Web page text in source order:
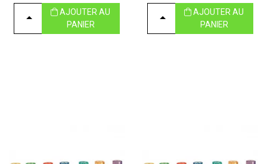
CHOISIRAJOUTER AU
PANIER
CHOISIRAJOUTER AU
PANIER